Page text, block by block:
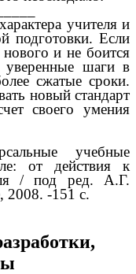
учителя и
подготовки. Если
и не боится
уверенные шаги в
сжатые сроки.
новый стандарт
своего умения
учебные
от действия к
/ под ред. А.Г.
2008. -151 с.